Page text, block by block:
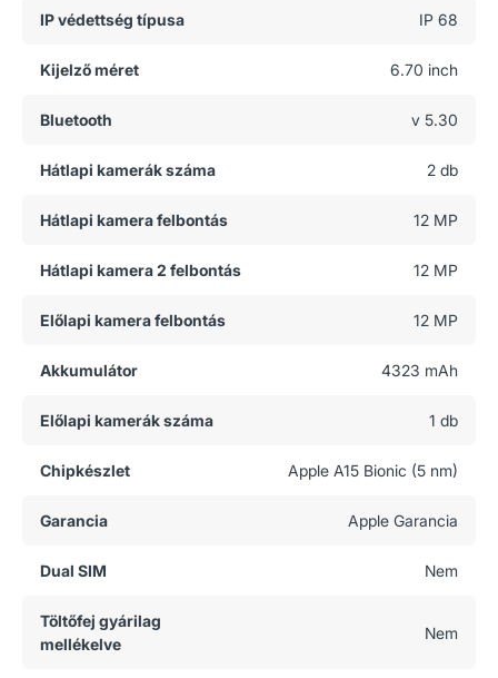
IP védettség típusa IP 68
Kijelző méret 6.70 inch
Bluetooth v 5.30
Hátlapi kamerák száma 2 db
Hátlapi kamera felbontás 12 MP
Hátlapi kamera 2 felbontás 12 MP
Előlapi kamera felbontás 12 MP
Akkumulátor 4323 mAh
Előlapi kamerák száma 1 db
Chipkészlet Apple A15 Bionic (5 nm)
Garancia Apple Garancia
Dual SIM Nem
Töltőfej gyárilag
mellékelve
Nem